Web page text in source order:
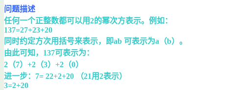
问题描述
任何一个正整数都可以用2的幂次方表示。例如：
137=27+23+20
同时约定方次用括号来表示，即ab 可表示为a（b）。
由此可知，137可表示为：
2（7）+2（3）+2（0）
进一步：7= 22+2+20 （21用2表示）
3=2+20